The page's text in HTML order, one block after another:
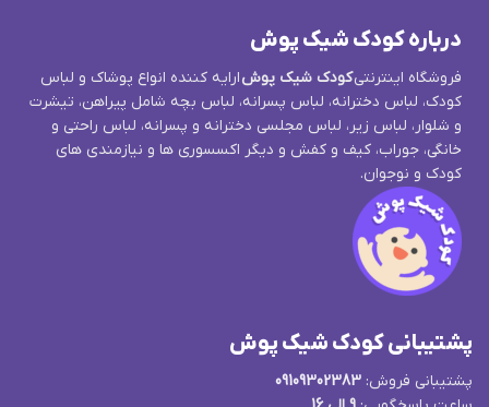
درباره کودک شیک پوش
فروشگاه اینترنتیکودک شیک پوشارایه کننده انواع پوشاک و لباس
کودک، لباس دخترانه، لباس پسرانه، لباس بچه شامل پیراهن، تیشرت
و شلوار، لباس زیر، لباس مجلسی دخترانه و پسرانه، لباس راحتی و
خانگی، جوراب، کیف و کفش و دیگر اکسسوری ها و نیازمندی های
کودک و نوجوان.
پشتیبانی کودک شیک پوش
پشتیبانی فروش: 09109302383